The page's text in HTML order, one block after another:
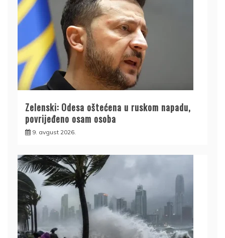
Zelenski: Odesa oštećena u ruskom napadu,
povrijeđeno osam osoba
9. avgust 2026.